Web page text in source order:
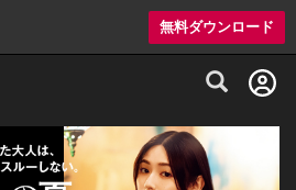
無料ダウンロード
グルメ情報・プレミアムレストラン予約